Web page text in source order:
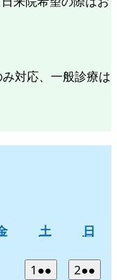
対応、一般診療は
金
土土
日
日
日
1 2026
●● 22026
●●